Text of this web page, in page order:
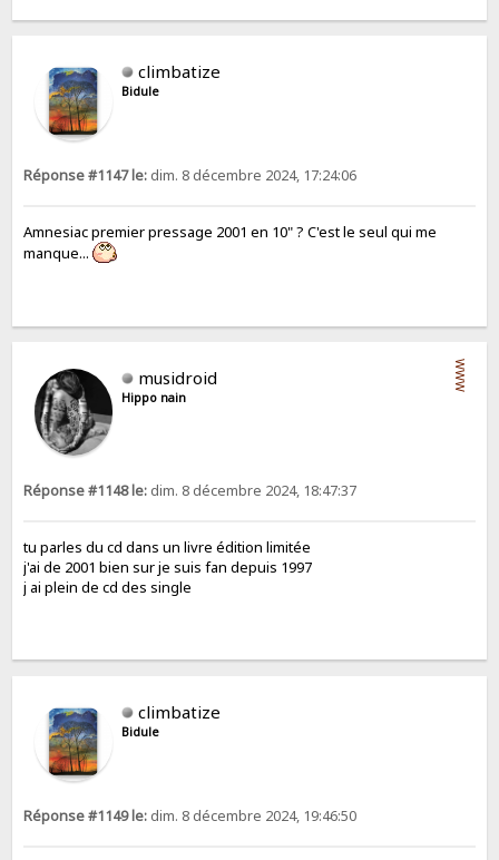
climbatize
Bidule
Réponse #1147 le: dim. 8 décembre 2024, 17:24:06
Amnesiac premier pressage 2001 en 10" ? C'est le seul qui me
manque...
musidroid
Hippo nain
WWW
Réponse #1148 le: dim. 8 décembre 2024, 18:47:37
tu parles du cd dans un livre édition limitée
j'ai de 2001 bien sur je suis fan depuis 1997
j ai plein de cd des single
climbatize
Bidule
Réponse #1149 le: dim. 8 décembre 2024, 19:46:50